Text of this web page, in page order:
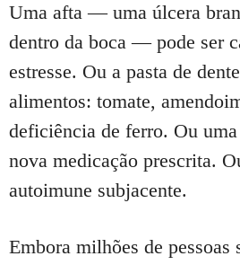
Uma afta — uma úlcera
dentro da boca — pode ser
estresse. Ou a pasta de
alimentos: tomate,
deficiência de ferro. Ou
nova medicação prescrita.
autoimune subjacente.
Embora milhões de pessoas